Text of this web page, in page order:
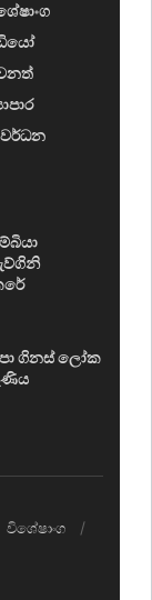
ගිනස් ලෝක
විශේෂාංග